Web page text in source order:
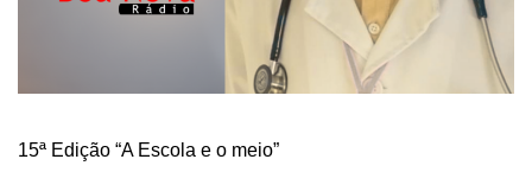
15ª Edição “A Escola e o meio”